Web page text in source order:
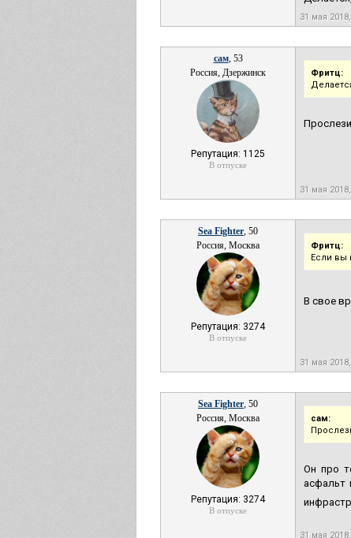
31 мая
сам, 53
Россия, Дзержинск
Репутация: 1125
В отпуске
Фритц:
31 мая
Sea Fighter, 50
Россия, Москва
Репутация: 3274
В отпуске
Фритц:
Если вы
В свое
31 мая
Sea Fighter, 50
Россия, Москва
Репутация: 3274
В отпуске
сам:
Он про
асфальт
31 мая